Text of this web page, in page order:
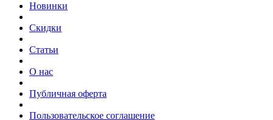
Новинки
Скидки
Статьи
О нас
Публичная оферта
Пользовательское соглашение